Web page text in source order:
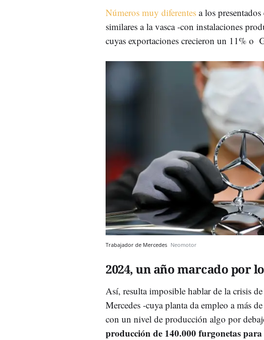
Números muy diferentes a los
similares a la vasca -con instalaciones
cuyas exportaciones crecieron un 11% o
Trabajador de Mercedes Neomotor
2024, un año marcado por
Así, resulta imposible hablar de la crisis
Mercedes -cuya planta da empleo a más
con un nivel de producción algo por
producción de 140.000 furgonetas para